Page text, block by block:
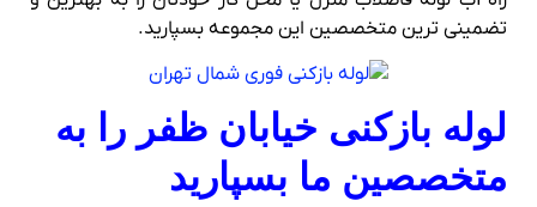
تضمینی ترین متخصصین این مجموعه بسپارید.
لوله بازکنی خیابان ظفر را به
متخصصین ما بسپارید